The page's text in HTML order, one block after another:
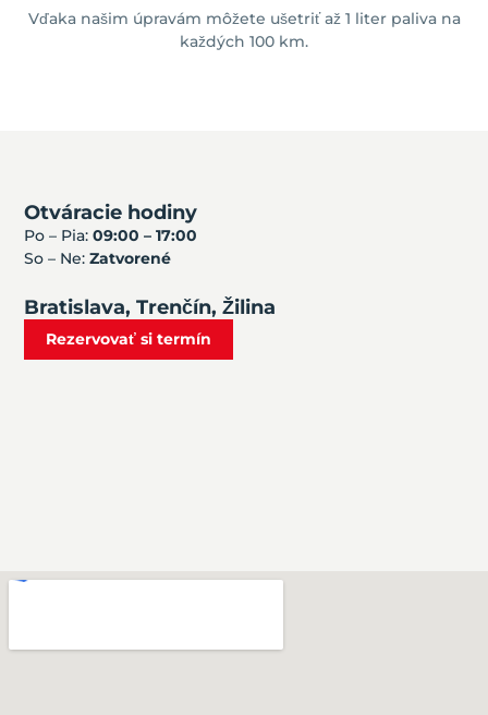
Vďaka našim úpravám môžete ušetriť až 1 liter paliva na
každých 100 km.
Otváracie hodiny
Po – Pia:09:00 – 17:00
So – Ne:Zatvorené
Bratislava, Trenčín, Žilina
Rezervovať si termín